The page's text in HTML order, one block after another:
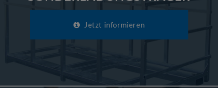
Jetzt informieren